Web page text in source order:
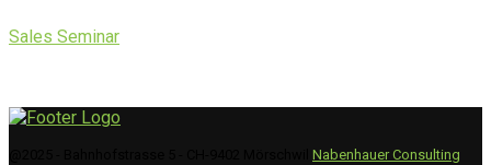
Sales Seminar
Nabenhauer Consulting